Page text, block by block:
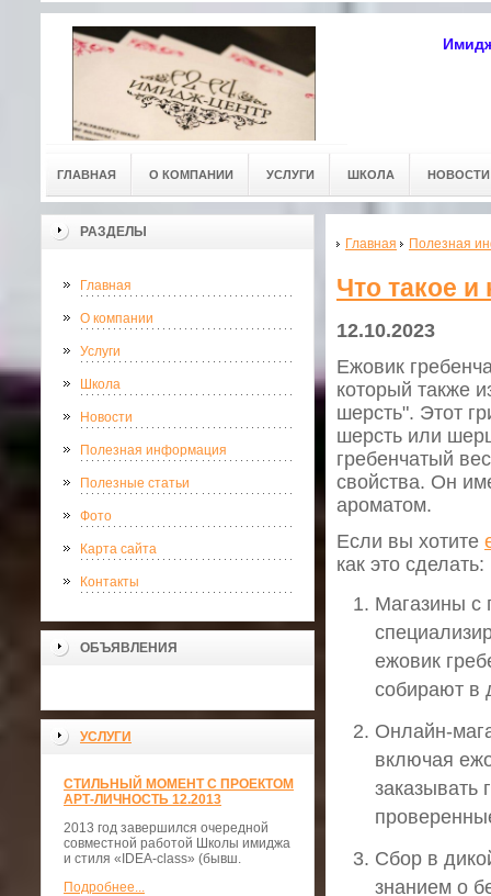
ГЛАВНАЯ О КОМПАНИИ УСЛУГИ ШКОЛА НОВОСТИ
РАЗДЕЛЫ
Главная
О компании
Услуги
Школа
Новости
Полезная информация
Полезные статьи
Фото
Карта сайта
Контакты
ОБЪЯВЛЕНИЯ
УСЛУГИ
СТИЛЬНЫЙ МОМЕНТ С ПРОЕКТОМ
АРТ-ЛИЧНОСТЬ 12.2013
2013 год завершился очередной
совместной работой Школы имиджа
и стиля «IDEA-class» (бывш.
Подробнее...
Главная Полезная
Что такое
12.10.2023
Ежовик
который также
шерсть". Этот
шерсть или
гребенчатый
свойства. Он
ароматом.
Если вы хотите
как это сделать:
Магазины с
ежовик
собирают в
Онлайн-
включая
заказывать
Сбор в
знанием о